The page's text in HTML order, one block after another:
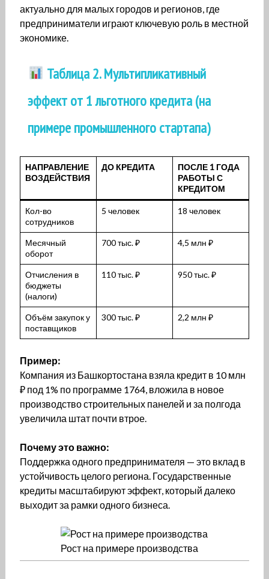
актуально для малых городов и регионов, где
предприниматели играют ключевую роль в местной
экономике.
Таблица 2. Мультипликативный
эффект от 1 льготного кредита (на
примере промышленного стартапа)
НАПРАВЛЕНИЕ
ВОЗДЕЙСТВИЯ
ДО КРЕДИТА
ПОСЛЕ 1 ГОДА
РАБОТЫ С
КРЕДИТОМ
Кол-во
сотрудников
5 человек 18 человек
Месячный
оборот
700 тыс. ₽ 4,5 млн ₽
Отчисления в
бюджеты
(налоги)
110 тыс. ₽ 950 тыс. ₽
Объём закупок у
поставщиков
300 тыс. ₽ 2,2 млн ₽
Пример:
Компания из Башкортостана взяла кредит в 10 млн
₽ под 1% по программе 1764, вложила в новое
производство строительных панелей и за полгода
увеличила штат почти втрое.
Почему это важно:
Поддержка одного предпринимателя — это вклад в
устойчивость целого региона. Государственные
кредиты масштабируют эффект, который далеко
выходит за рамки одного бизнеса.
Рост на примере производства